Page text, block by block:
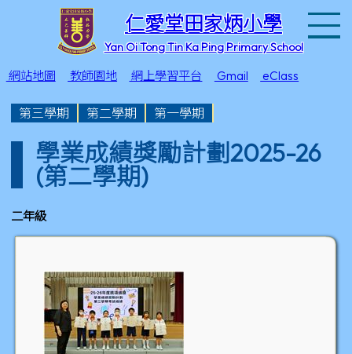
仁愛堂田家炳小學
Yan Oi Tong Tin Ka Ping Primary School
網站地圖 教師園地 網上學習平台 Gmail eClass
第三學期 第二學期 第一學期
學業成績獎勵計劃2025-26
(第二學期)
二年級